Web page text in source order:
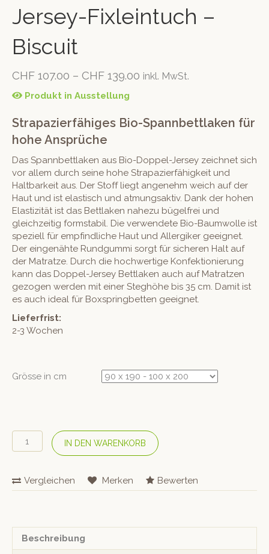
Jersey-Fixleintuch –
Biscuit
CHF 107.00 – CHF 139.00 inkl. MwSt.
Produkt in Ausstellung
Strapazierfähiges Bio-Spannbettlaken für
hohe Ansprüche
Das Spannbettlaken aus Bio-Doppel-Jersey zeichnet sich
vor allem durch seine hohe Strapazierfähigkeit und
Haltbarkeit aus. Der Stoff liegt angenehm weich auf der
Haut und ist elastisch und atmungsaktiv. Dank der hohen
Elastizität ist das Bettlaken nahezu bügelfrei und
gleichzeitig formstabil. Die verwendete Bio-Baumwolle ist
speziell für empfindliche Haut und Allergiker geeignet.
Der eingenähte Rundgummi sorgt für sicheren Halt auf
der Matratze. Durch die hochwertige Konfektionierung
kann das Doppel-Jersey Bettlaken auch auf Matratzen
gezogen werden mit einer Steghöhe bis 35 cm. Damit ist
es auch ideal für Boxspringbetten geeignet.
Lieferfrist:
2-3 Wochen
Grösse in cm
COTONEA
Bio
Jersey-
Fixleintuch
Menge
IN DEN WARENKORB
Vergleichen Merken Bewerten
Beschreibung